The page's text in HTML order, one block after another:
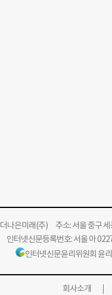
더나은미래(주)주소: 서울 중구
인터넷신문등록번호: 서울 아
인터넷신문윤리위원회 윤
회사소개